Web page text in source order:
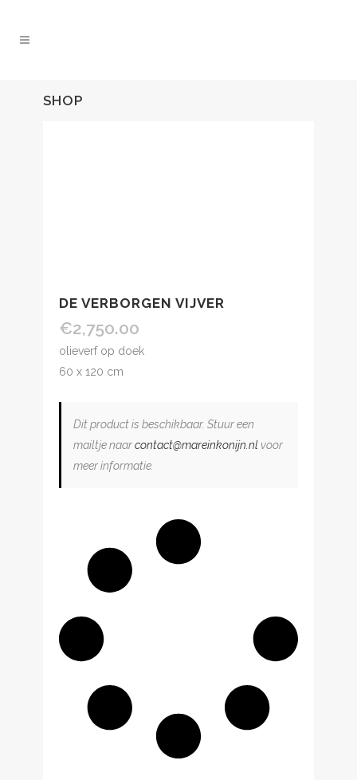
SHOP
DE VERBORGEN VIJVER
€2,750.00
olieverf op doek
60 x 120 cm
Dit product is beschikbaar. Stuur een
mailtje naarcontact@mareinkonijn.nl voor
meer informatie.